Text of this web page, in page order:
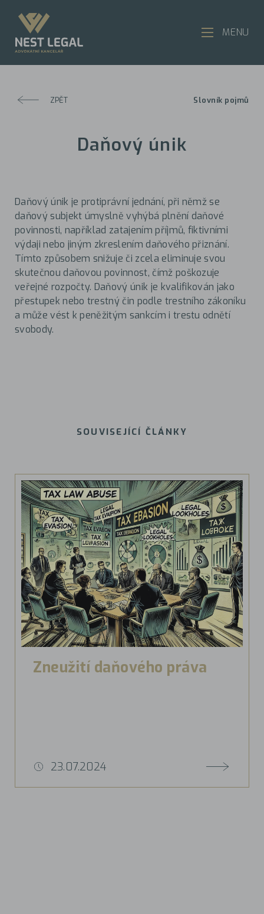
ZPĚT Slovník pojmů
Daňový únik
Daňový únik je protiprávní jednání, při němž se
daňový subjekt úmyslně vyhýbá plnění daňové
povinnosti, například zatajením příjmů, fiktivními
výdaji nebo jiným zkreslením daňového přiznání.
Tímto způsobem snižuje či zcela eliminuje svou
skutečnou daňovou povinnost, čímž poškozuje
veřejné rozpočty. Daňový únik je kvalifikován jako
přestupek nebo trestný čin podle trestního zákoníku
a může vést k peněžitým sankcím i trestu odnětí
svobody.
SOUVISEJÍCÍ ČLÁNKY
Zneužití daňového práva
23.07.2024
MENU